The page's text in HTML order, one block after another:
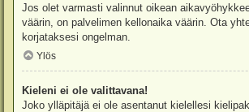
Jos olet varmasti valinnut oikean
väärin, on palvelimen kellonaika väärin. Ota
korjataksesi ongelman.
Ylös
Kieleni ei ole valittavana!
Joko ylläpitäjä ei ole asentanut kielellesi